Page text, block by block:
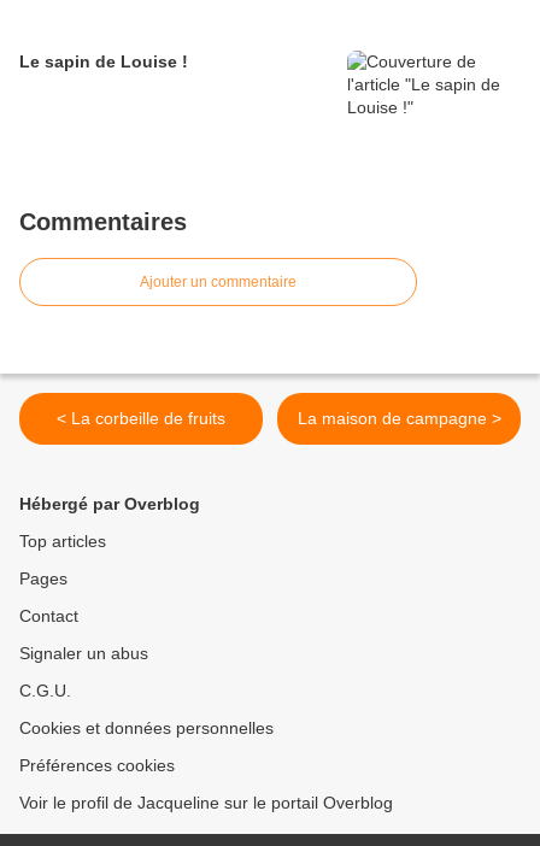
Le sapin de Louise !
Commentaires
Ajouter un commentaire
< La corbeille de fruits La maison de campagne >
Hébergé par Overblog
Top articles
Pages
Contact
Signaler un abus
C.G.U.
Cookies et données personnelles
Préférences cookies
Voir le profil de Jacqueline sur le portail Overblog